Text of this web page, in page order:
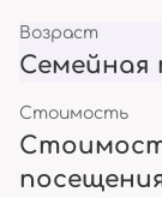
Возраст
Семейная
Стоимость